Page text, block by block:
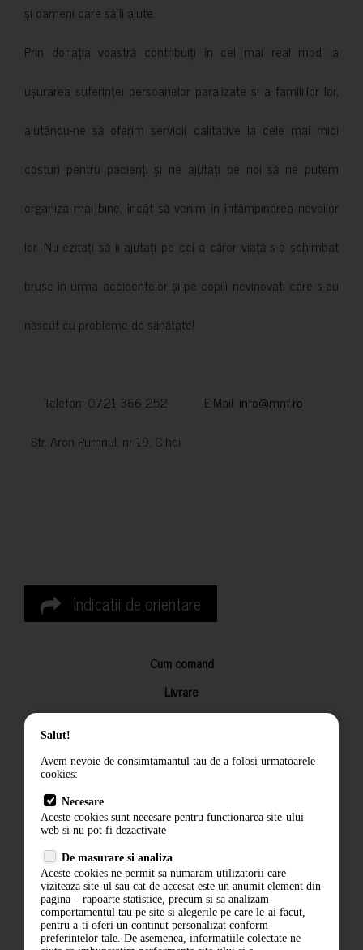
și oameni care să îi ajute.
Prin donația voastră contribuiți în cel mai real mod la
ușurarea suferinței persoanelor paralizate și a familiilor lor,
ajutându-ne să oferim servicii calitative la cele mai mici
costuri pentru pacienți și ne ajutați pe noi să ne putem
organiza mai bine, încât să venim în întâmpinarea nevoilor
lor. Nu ezitați să îi ajutați pe cei a căror viață s-a schimbat
brusc în urma accidentelor și pe copiii nevinovati care s-au
născut cu probleme de sănătate!
Telefon: 0721 366 252 E-Mail: info@mnf.ro
Str. Aron Pumnul, nr 19, Cihei
Indicatii de orientare
Cum comand
Livrare
Returnarea produselor
Termeni si conditii
Politica de confidentialitate
ANPC
Salut!
Avem nevoie de consimtamantul tau de a folosi urmatoarele
cookies:
Necesare
Aceste cookies sunt necesare pentru functionarea site-ului
web si nu pot fi dezactivate
De masurare si analiza
Aceste cookies ne permit sa numaram utilizatorii care
viziteaza site-ul sau cat de accesat este un anumit element din
pagina – rapoarte statistice, precum si sa analizam
comportamentul tau pe site si alegerile pe care le-ai facut,
pentru a-ti oferi un continut personalizat conform
preferintelor tale. De asemenea, informatiile colectate ne